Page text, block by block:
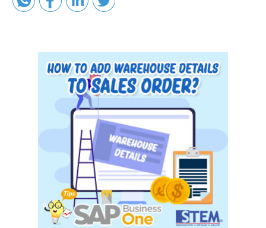
Technical